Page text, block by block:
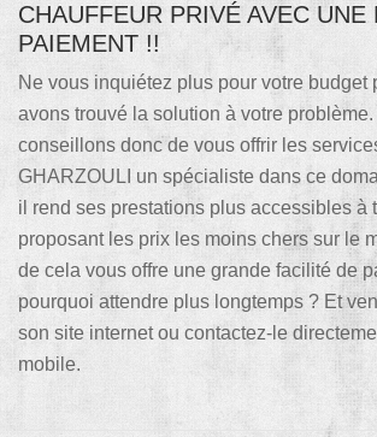
CHAUFFEUR PRIVÉ AVEC UNE
PAIEMENT !!
Ne vous inquiétez plus pour votre budget
avons trouvé la solution à votre
conseillons donc de vous offrir les
GHARZOULI un spécialiste dans ce
il rend ses prestations plus accessibles à
proposant les prix les moins chers sur le
de cela vous offre une grande facilité de
pourquoi attendre plus longtemps ? Et
son site internet ou contactez-le
mobile.